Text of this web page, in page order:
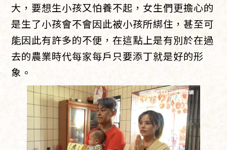
大，要想生小孩又怕養不起，女生們更擔心的
是生了小孩會不會因此被小孩所綁住，甚至可
能因此有許多的不便，在這點上是有別於在過
去的農業時代每家每戶只要添丁就是好的形
象。